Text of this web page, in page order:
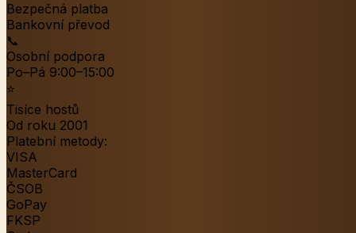
Bezpečná platba
Bankovní převod
📞
Osobní podpora
Po–Pá 9:00–15:00
⭐
Tisíce hostů
Od roku 2001
Platební metody:
VISA
MasterCard
ČSOB
GoPay
FKSP